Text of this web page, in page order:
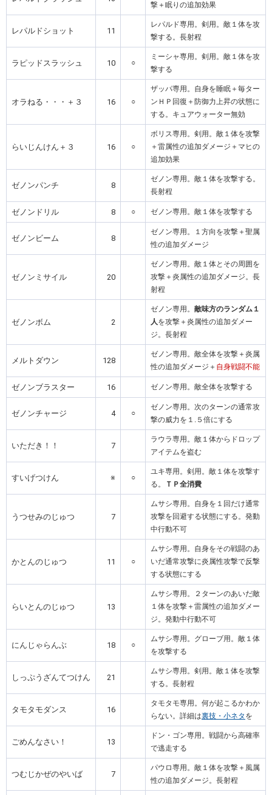
撃＋眠りの追加効果
レパルドショット 11
レパルド専用。剣用。敵１体を攻
撃する。長射程
ラピッドスラッシュ 10 ○
ミーシャ専用。剣用。敵１体を攻
撃する
オラねる・・・＋３ 16 ○
ザッパ専用。自身を睡眠＋毎ター
ンＨＰ回復＋防御力上昇の状態に
する。キュアウォーター無効
らいじんけん＋３ 16 ○
ボリス専用。剣用。敵１体を攻撃
＋雷属性の追加ダメージ＋マヒの
追加効果
ゼノンパンチ 8
ゼノン専用。敵１体を攻撃する。
長射程
ゼノンドリル 8 ○ ゼノン専用。敵１体を攻撃する
ゼノンビーム 8
ゼノン専用。１方向を攻撃＋聖属
性の追加ダメージ
ゼノンミサイル 20
ゼノン専用。敵１体とその周囲を
攻撃＋炎属性の追加ダメージ。長
射程
ゼノンボム 2
ゼノン専用。 敵味方のランダム１
人を攻撃＋炎属性の追加ダメー
ジ。長射程
メルトダウン 128
ゼノン専用。敵全体を攻撃＋炎属
性の追加ダメージ＋ 自身戦闘不能
ゼノンブラスター 16 ゼノン専用。敵全体を攻撃する
ゼノンチャージ 4 ○
ゼノン専用。次のターンの通常攻
撃の威力を１.５倍にする
いただき！！ 7
ラウラ専用。敵１体からドロップ
アイテムを盗む
すいげつけん ※ ○
ユキ専用。剣用。敵１体を攻撃す
る。
ＴＰ全消費
うつせみのじゅつ 7
ムサシ専用。自身を１回だけ通常
攻撃を回避する状態にする。発動
中行動不可
かとんのじゅつ 11 ○
ムサシ専用。自身をその戦闘のあ
いだ通常攻撃に炎属性攻撃で反撃
する状態にする
らいとんのじゅつ 13
ムサシ専用。２ターンのあいだ敵
１体を攻撃＋雷属性の追加ダメー
ジ。発動中行動不可
にんじゃらんぶ 18 ○
ムサシ専用。グローブ用。敵１体
を攻撃する
しっぷうざんてつけん 21
ムサシ専用。剣用。敵１体を攻撃
する。長射程
タモタモダンス 16
タモタモ専用。何が起こるかわか
らない。詳細は裏技・小ネタ を
ごめんなさい！ 13
ドン・ゴン専用。戦闘から高確率
で逃走する
つむじかぜのやいば 7
パウロ専用。敵１体を攻撃＋風属
性の追加ダメージ。長射程